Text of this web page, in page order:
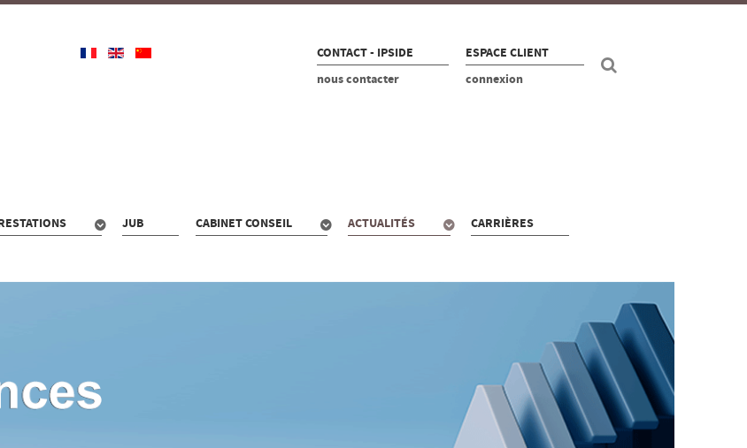
CONTACT - IPSIDE
nous contacter
ESPACE CLIENT
connexion
JUB CABINET CONSEIL ACTUALITÉS CARRIÈRES